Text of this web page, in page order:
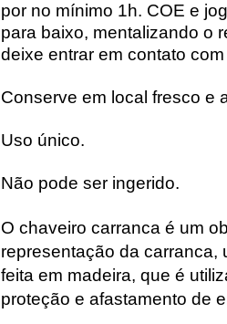
por no mínimo 1h. COE e
para baixo, mentalizando o
deixe entrar em contato
Conserve em local fresco e
Uso único.
Não pode ser ingerido.
O chaveiro carranca é um
representação da carranca,
feita em madeira, que é
proteção e afastamento de